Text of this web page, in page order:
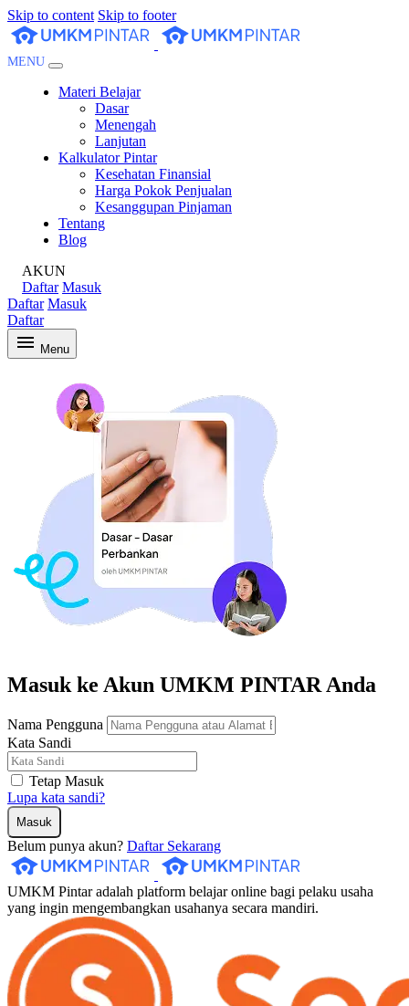
Skip to content Skip to footer
MENU
Materi Belajar
Dasar
Menengah
Lanjutan
Kalkulator Pintar
Kesehatan Finansial
Harga Pokok Penjualan
Kesanggupan Pinjaman
Tentang
Blog
AKUN
Daftar Masuk
Daftar Masuk
Daftar
Menu
Masuk ke Akun UMKM PINTAR Anda
Nama Pengguna
Kata Sandi
Tetap Masuk
Lupa kata sandi?
Masuk
Belum punya akun? Daftar Sekarang
UMKM Pintar adalah platform belajar online bagi pelaku usaha
yang ingin mengembangkan usahanya secara mandiri.